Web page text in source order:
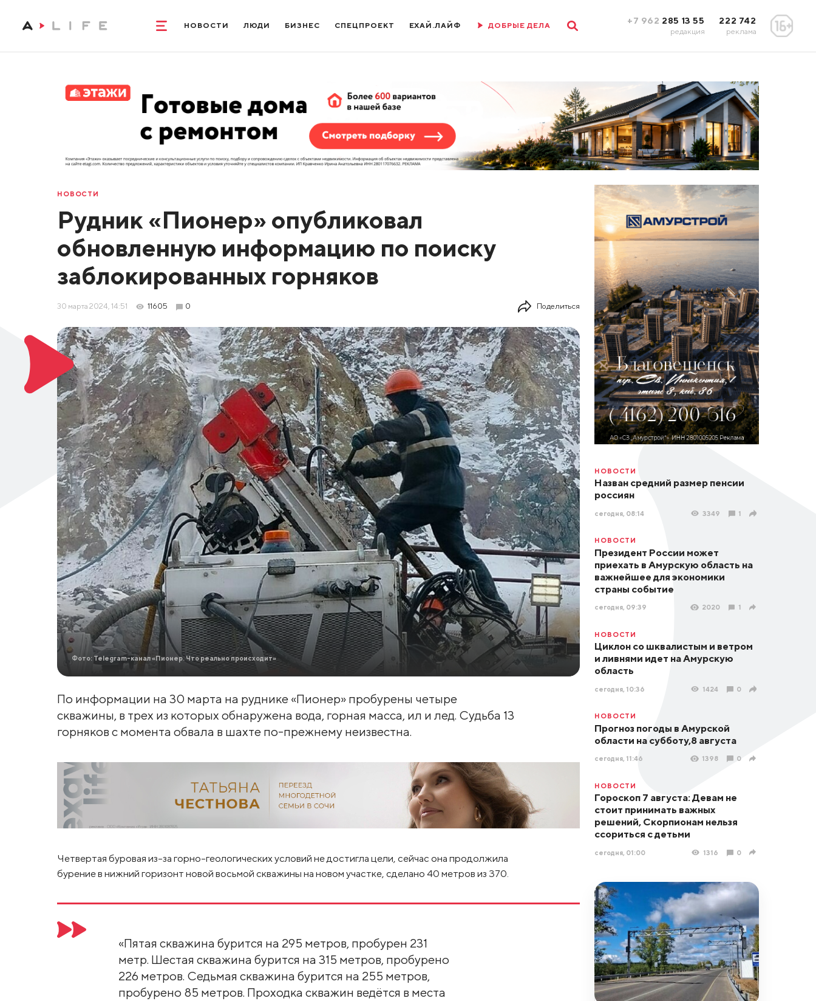
НОВОСТИ ЛЮДИ БИЗНЕС СПЕЦПРОЕКТ ЕХАЙ.ЛАЙФ ДОБРЫЕ ДЕЛА +7 962 285 13 55
редакция
222 742
реклама
НОВОСТИ
Рудник «Пионер» опубликовал
обновленную информацию по поиску
заблокированных горняков
30 марта 2024, 14:51 11605 0 Поделиться
Фото: Telegram-канал «Пионер. Что реально происходит»
По информации на 30 марта на руднике «Пионер» пробурены четыре
скважины, в трех из которых обнаружена вода, горная масса, ил и лед. Судьба 13
горняков с момента обвала в шахте по-прежнему неизвестна.
Четвертая буровая из-за горно-геологических условий не достигла цели, сейчас она продолжила
бурение в нижний горизонт новой восьмой скважины на новом участке, сделано 40 метров из 370.
«Пятая скважина бурится на 295 метров, пробурен 231
метр. Шестая скважина бурится на 315 метров, пробурено
226 метров. Седьмая скважина бурится на 255 метров,
пробурено 85 метров. Проходка скважин ведётся в места
НОВОСТИ
Назван средний размер пенсии
россиян
сегодня, 08:14 3349 1
НОВОСТИ
Президент России может
приехать в Амурскую область на
важнейшее для экономики
страны событие
сегодня, 09:39 2020 1
НОВОСТИ
Циклон со шквалистым и ветром
и ливнями идет на Амурскую
область
сегодня, 10:36 1424 0
НОВОСТИ
Прогноз погоды в Амурской
области на субботу,8 августа
сегодня, 11:46 1398 0
НОВОСТИ
Гороскоп 7 августа: Девам не
стоит принимать важных
решений, Скорпионам нельзя
ссориться с детьми
сегодня, 01:00 1316 0